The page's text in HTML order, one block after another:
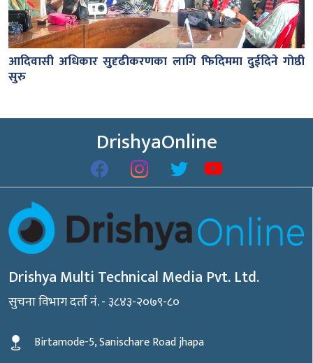
आदिवासी अधिकार सुदृढीकरणका लागि फिदिममा दुईदिने गोष्ठी
सुरु
DrishyaOnline
Drishya Multi Technical Media Pvt. Ltd.
सुचना विभाग दर्ता नं. - ३८४३-२०७९-८०
Birtamode-5, Sanischare Road jhapa